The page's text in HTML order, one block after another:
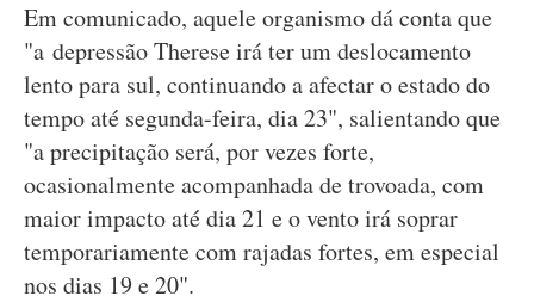
Em comunicado, aquele organismo dá conta que
"a depressão Therese irá ter um deslocamento
lento para sul, continuando a afectar o estado do
tempo até segunda-feira, dia 23", salientando que
"a precipitação será, por vezes forte,
ocasionalmente acompanhada de trovoada, com
maior impacto até dia 21 e o vento irá soprar
temporariamente com rajadas fortes, em especial
nos dias 19 e 20".